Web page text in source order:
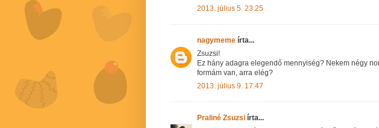
2013. július 5. 23:25
nagymeme írta...
Zsuzsi!
Ez hány adagra elegendő mennyiség? Nekem négy
formám van, arra elég?
2013. július 9. 17:47
Praliné Zsuzsi írta...